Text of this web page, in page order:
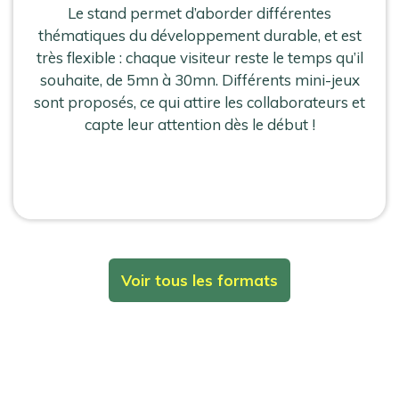
Le stand permet d’aborder différentes
thématiques du développement durable, et est
très flexible : chaque visiteur reste le temps qu’il
souhaite, de 5mn à 30mn. Différents mini-jeux
sont proposés, ce qui attire les collaborateurs et
capte leur attention dès le début !
Voir tous les formats